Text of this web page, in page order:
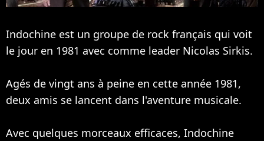
Indochine est un groupe de rock français qui voit
le jour en 1981 avec comme leader Nicolas Sirkis.
Agés de vingt ans à peine en cette année 1981,
deux amis se lancent dans l'aventure musicale.
Avec quelques morceaux efficaces, Indochine